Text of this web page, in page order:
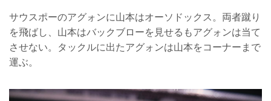
サウスポーのアグォンに山本はオーソドックス。両者蹴り
を飛ばし、山本はバックブローを見せるもアグォンは当て
させない。タックルに出たアグォンは山本をコーナーまで
運ぶ。